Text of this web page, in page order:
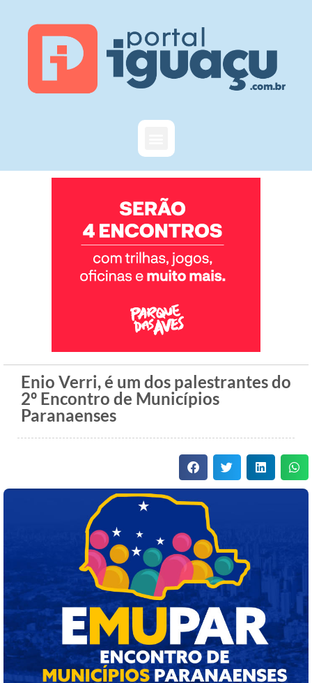
Enio Verri, é um dos palestrantes do
2º Encontro de Municípios
Paranaenses